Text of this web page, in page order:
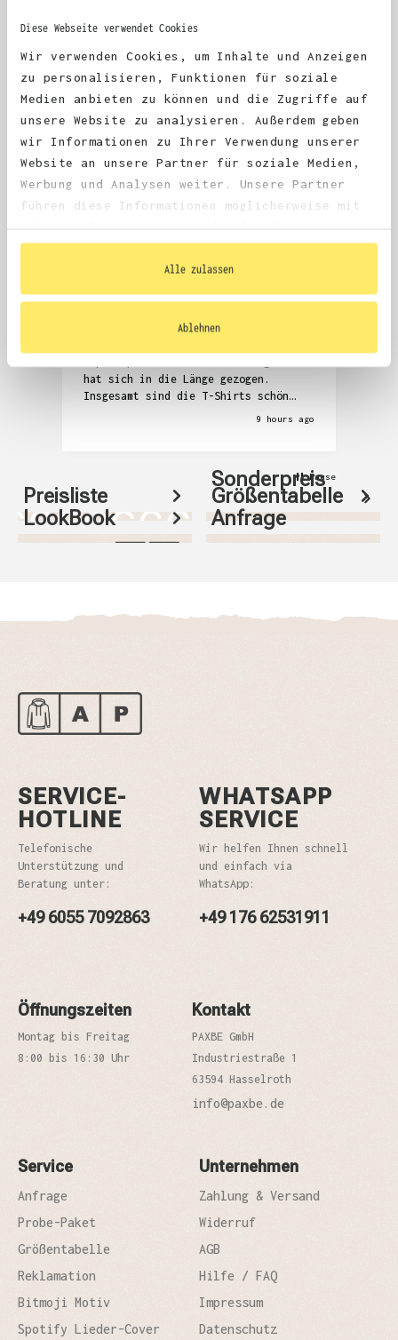
Diese Webseite verwendet Cookies
Wir verwenden Cookies, um Inhalte und Anzeigen
zu personalisieren, Funktionen für soziale
Medien anbieten zu können und die Zugriffe auf
unsere Website zu analysieren. Außerdem geben
wir Informationen zu Ihrer Verwendung unserer
Website an unsere Partner für soziale Medien,
Werbung und Analysen weiter. Unsere Partner
führen diese Informationen möglicherweise mit
bereitgestellt haben oder die sie im Rahmen
Ihrer Nutzung der Dienste gesammelt haben.
Alle zulassen
Ablehnen
KUNDEN FEEDBACK 🫶
Excellent
4.68 average
1,981 reviews
Die Kommunikation zur Überprüfung der
hat sich in die Länge gezogen.
Insgesamt sind die T-Shirts schön
geworden, aber auch relativ teuer.
9 hours ago
Pause
Preisliste
Größentabelle
LookBook
Sonderpreis
Anfrage
SERVICE-
HOTLINE
Telefonische
Unterstützung und
Beratung unter:
+49 6055 7092863
WHATSAPP
SERVICE
Wir helfen Ihnen schnell
und einfach via
WhatsApp:
+49 176 62531911
Öffnungszeiten
Montag bis Freitag
8:00 bis 16:30 Uhr
Kontakt
PAXBE GmbH
Industriestraße 1
63594 Hasselroth
info@paxbe.de
Service
Anfrage
Probe-Paket
Größentabelle
Reklamation
Bitmoji Motiv
Spotify Lieder-Cover
Unternehmen
Zahlung & Versand
Widerruf
AGB
Hilfe / FAQ
Impressum
Datenschutz